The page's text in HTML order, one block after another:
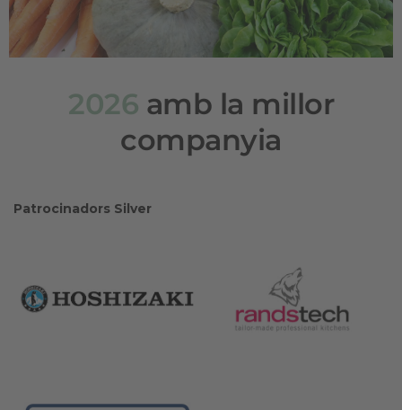
2026 amb la millor
companyia
Patrocinadors Silver